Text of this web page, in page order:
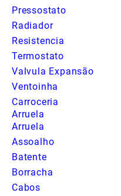
Pressostato
Radiador
Resistencia
Termostato
Valvula Expansão
Ventoinha
Carroceria
Arruela
Arruela
Assoalho
Batente
Borracha
Cabos